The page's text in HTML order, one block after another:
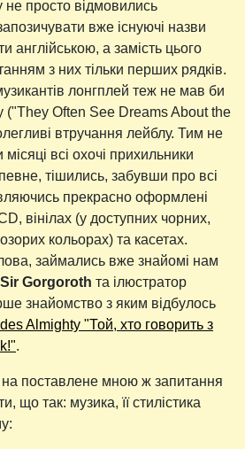
не просто відмовились
вже існуючі назви
англійською, а замість цього
з них тільки перших рядків.
лонгплей теж не мав би
("They Often See Dreams About the
втручання лейблу. Тим не
всі охочі прихильники
тішились, забувши про всі
прекрасно оформлені
вінілах (у доступних чорних,
кольорах) та касетах.
займались вже знайомі нам
Sir Gorgoroth та ілюстратор
знайомство з яким відбулось
Almighty "Той, хто говорить з
.
на поставлене мною ж запитання
що так: музика, її стилістика